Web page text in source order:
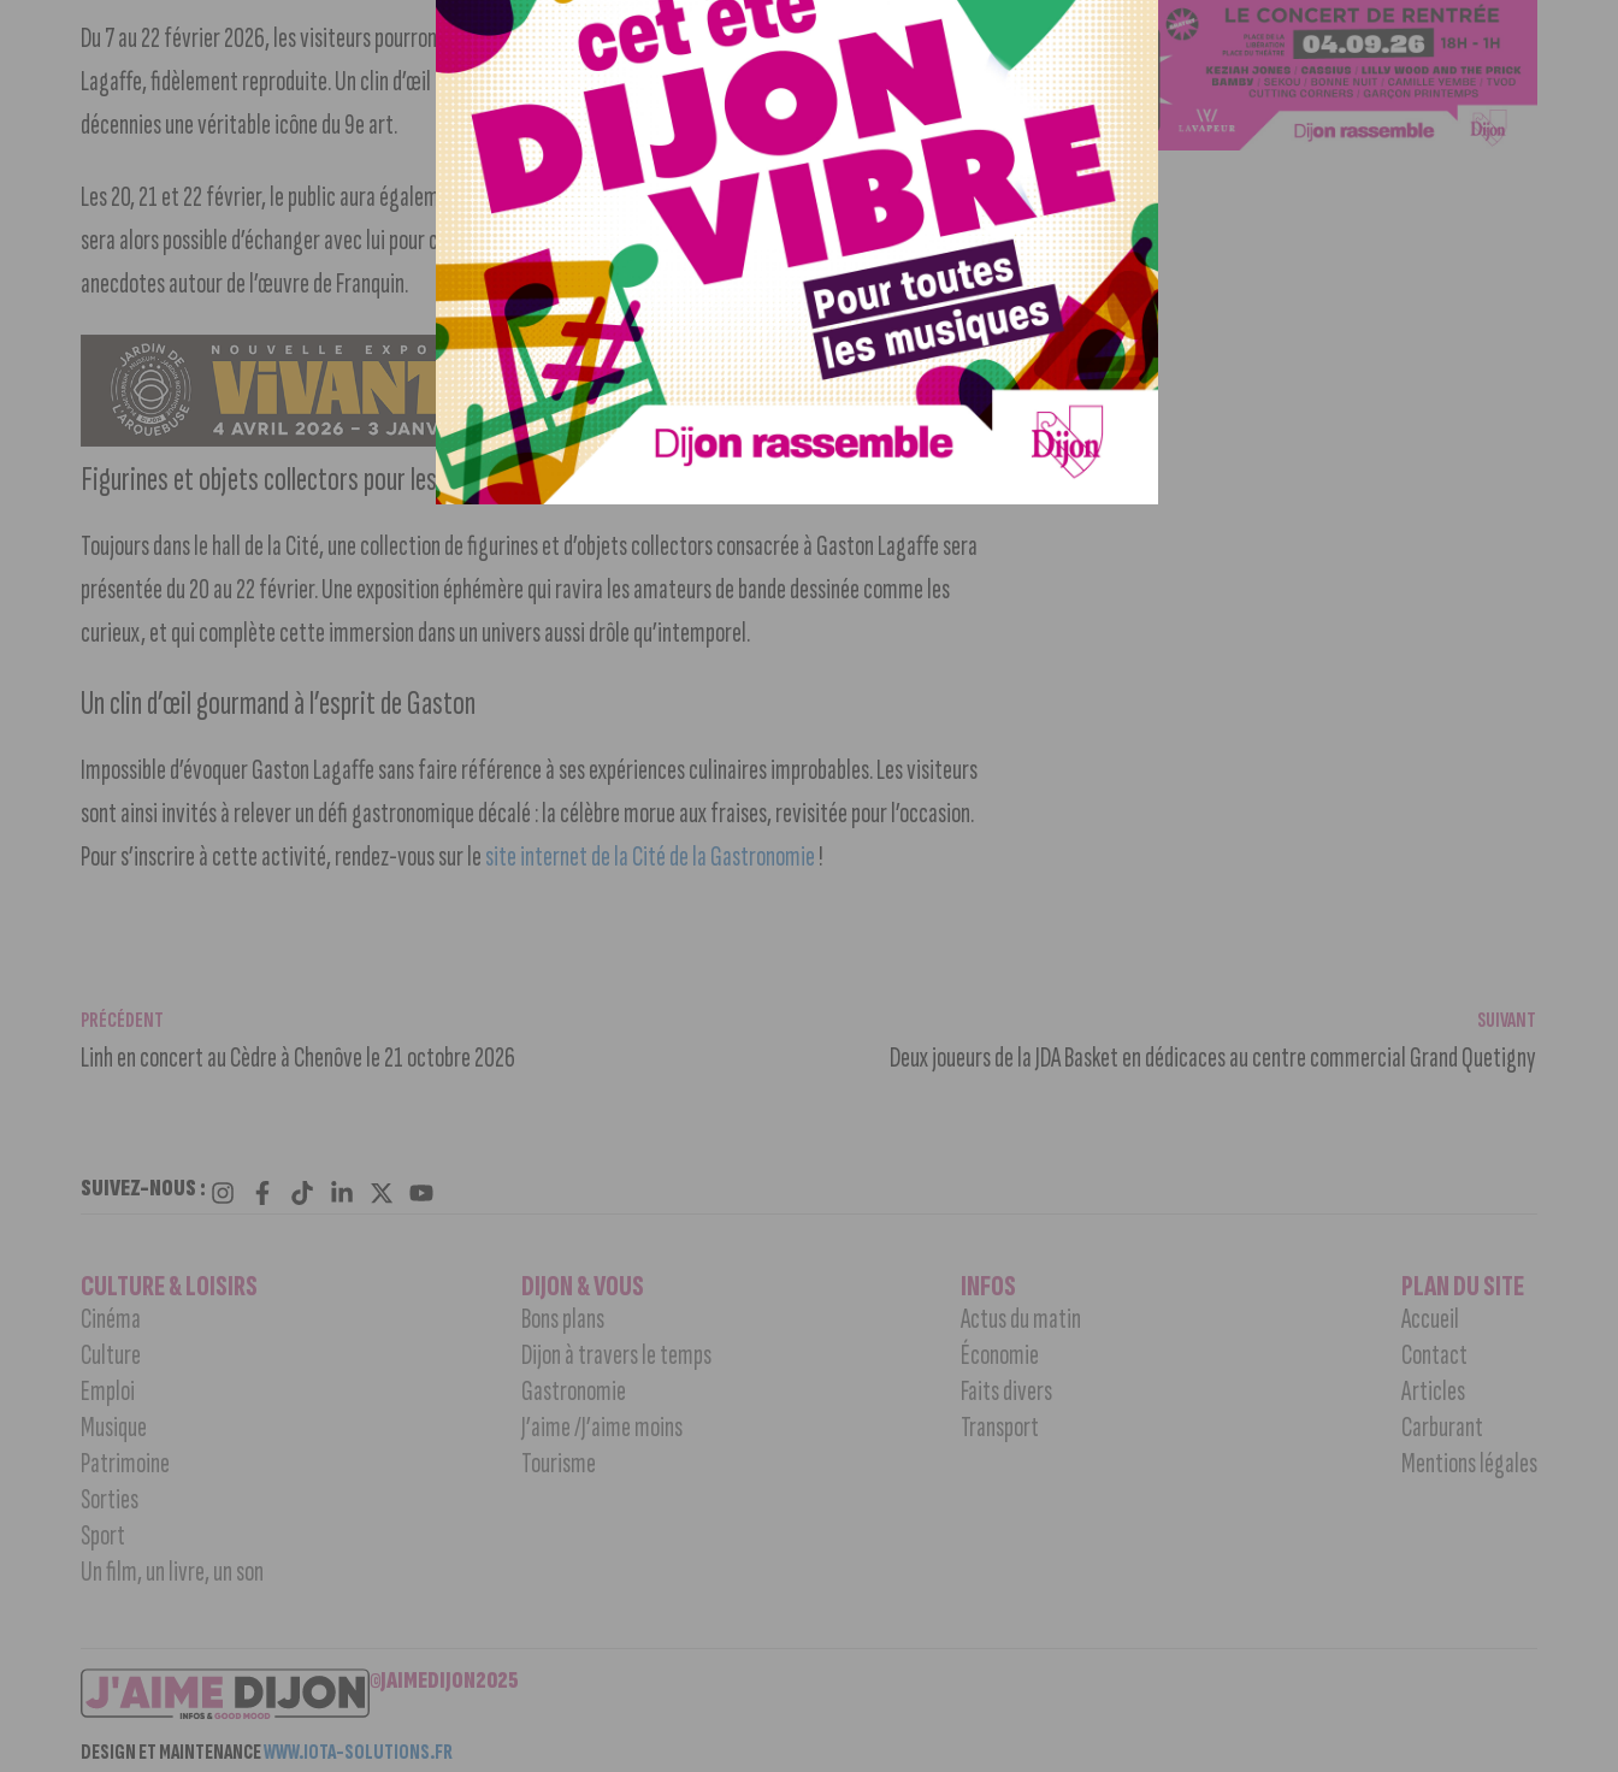
Du 7 au 22 février 2026, les visiteurs pourront découvrir dans le hall de la Cité la mythique Fiat 509 de Gaston
Lagaffe, fidèlement reproduite. Un clin d’œil emblématique à ce personnage créé par Franquin, devenu au fil des
décennies une véritable icône du 9e art.
Les 20, 21 et 22 février, le public aura également l’occasion de rencontrer le constructeur de ce modèle hommage. Il
sera alors possible d’échanger avec lui pour comprendre la genèse de cette voiture culte et partager souvenirs et
anecdotes autour de l’œuvre de Franquin.
Figurines et objets collectors pour les fans de BD
Toujours dans le hall de la Cité, une collection de figurines et d’objets collectors consacrée à Gaston Lagaffe sera
présentée du 20 au 22 février. Une exposition éphémère qui ravira les amateurs de bande dessinée comme les
curieux, et qui complète cette immersion dans un univers aussi drôle qu’intemporel.
Un clin d’œil gourmand à l’esprit de Gaston
Impossible d’évoquer Gaston Lagaffe sans faire référence à ses expériences culinaires improbables. Les visiteurs
sont ainsi invités à relever un défi gastronomique décalé : la célèbre morue aux fraises, revisitée pour l’occasion.
Pour s’inscrire à cette activité, rendez-vous sur lesite internet de la Cité de la Gastronomie!
PRÉCÉDENT
Linh en concert au Cèdre à Chenôve le 21 octobre 2026
SUIVANT
Deux joueurs de la JDA Basket en dédicaces au centre commercial Grand Quetigny
SUIVEZ-NOUS :
CULTURE & LOISIRS
Cinéma
Culture
Emploi
Musique
Patrimoine
Sorties
Sport
Un film, un livre, un son
DIJON & VOUS
Bons plans
Dijon à travers le temps
Gastronomie
J’aime /J’aime moins
Tourisme
INFOS
Actus du matin
Économie
Faits divers
Transport
PLAN DU SITE
Accueil
Contact
Articles
Carburant
Mentions légales
©JAIMEDIJON2025
DESIGN ET MAINTENANCEWWW.IOTA-SOLUTIONS.FR